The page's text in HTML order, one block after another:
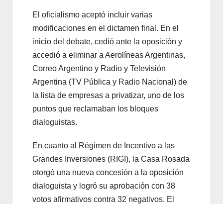
El oficialismo aceptó incluir varias
modificaciones en el dictamen final. En el
inicio del debate, cedió ante la oposición y
accedió a eliminar a Aerolíneas Argentinas,
Correo Argentino y Radio y Televisión
Argentina (TV Pública y Radio Nacional) de
la lista de empresas a privatizar, uno de los
puntos que reclamaban los bloques
dialoguistas.
En cuanto al Régimen de Incentivo a las
Grandes Inversiones (RIGI), la Casa Rosada
otorgó una nueva concesión a la oposición
dialoguista y logró su aprobación con 38
votos afirmativos contra 32 negativos. El